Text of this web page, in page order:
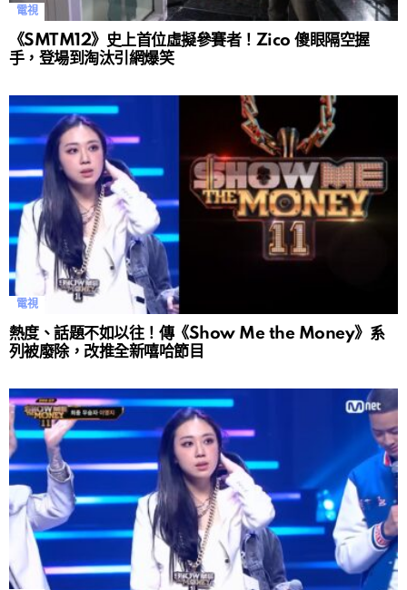
電視
《SMTM12》史上首位虛擬參賽者！Zico 傻眼隔空握
手，登場到淘汰引網爆笑
電視
熱度、話題不如以往！傳《Show Me the Money》系
列被廢除，改推全新嘻哈節目